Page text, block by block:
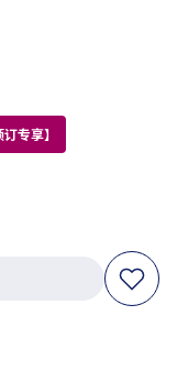
专享】